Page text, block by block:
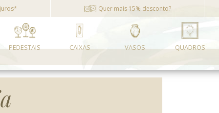
Quer mais 15% desconto?
PEDESTAIS CAIXAS VASOS QUADROS